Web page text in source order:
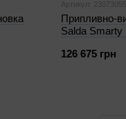
Артикул: 23073055
Припливно-
Salda Smarty
126 675 грн